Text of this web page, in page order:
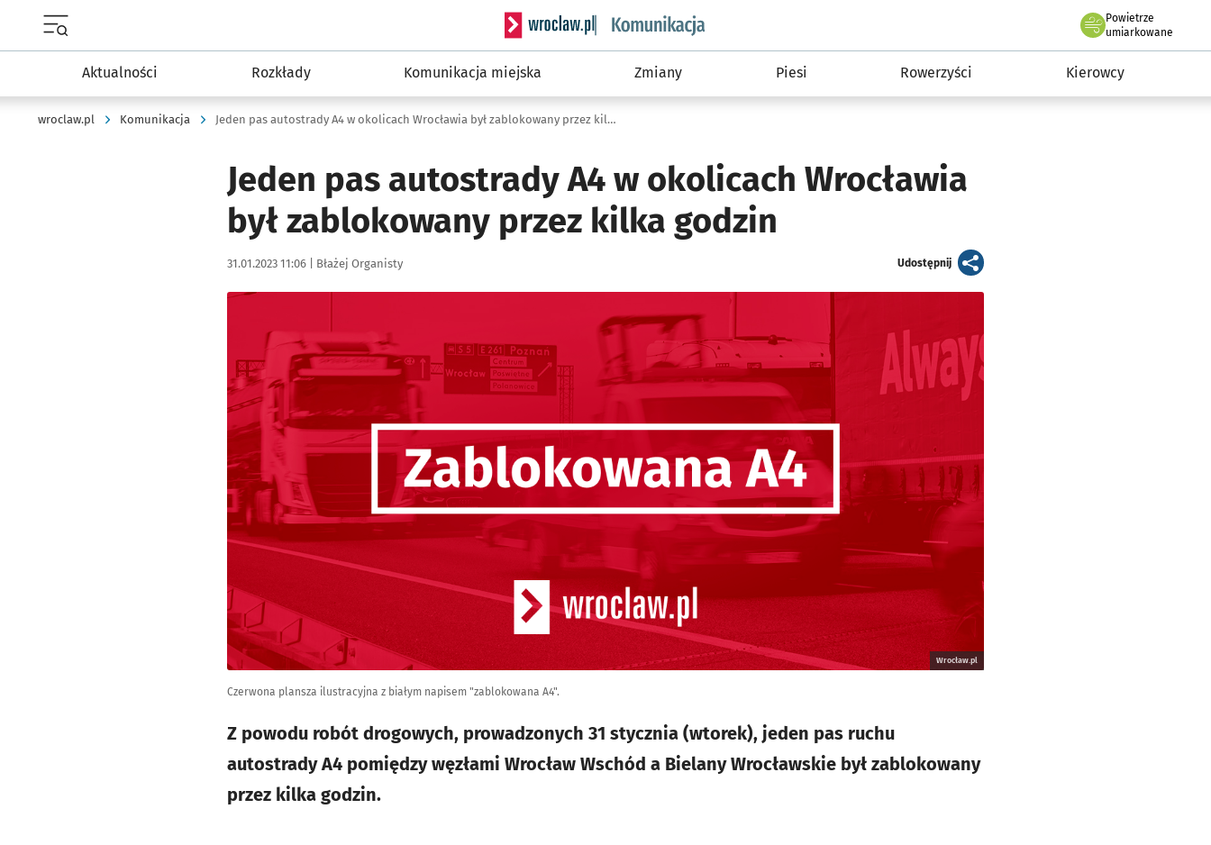
Serwis informacyjny wroclaw.pl podserwis: Komunikacja
Powietrze
we Wrocławiu
umiarkowane
Aktualności Rozkłady Komunikacja miejska Zmiany Piesi Rowerzyści Kierowcy
wroclaw.pl Komunikacja Jeden pas autostrady A4 w okolicach Wrocławia był zablokowany przez kilka godzin
Jeden pas autostrady A4 w okolicach Wrocławia
był zablokowany przez kilka godzin
Data publikacji:
31.01.2023 11:06 | Autor:
Błażej Organisty Udostępnijartykuł
Kliknij, aby powiększyć
Wrocław.pl
Czerwona plansza ilustracyjna z białym napisem "zablokowana A4".
Z powodu robót drogowych, prowadzonych 31 stycznia (wtorek), jeden pas ruchu
autostrady A4 pomiędzy węzłami Wrocław Wschód a Bielany Wrocławskie był zablokowany
przez kilka godzin.